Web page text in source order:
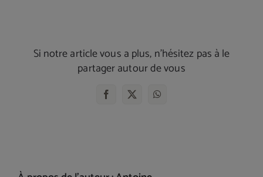
du
Si notre article vous a plus, n'hésitez pas à le
partager autour de vous
Facebook
X WhatsApp